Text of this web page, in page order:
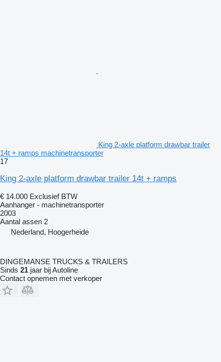
King 2-axle platform drawbar trailer
14t + ramps machinetransporter
17
King 2-axle platform drawbar trailer 14t + ramps
€ 14.000 Exclusief BTW
Aanhanger - machinetransporter
2003
Aantal assen 2
Nederland, Hoogerheide
DINGEMANSE TRUCKS & TRAILERS
Sinds 21 jaar bij Autoline
Contact opnemen met verkoper